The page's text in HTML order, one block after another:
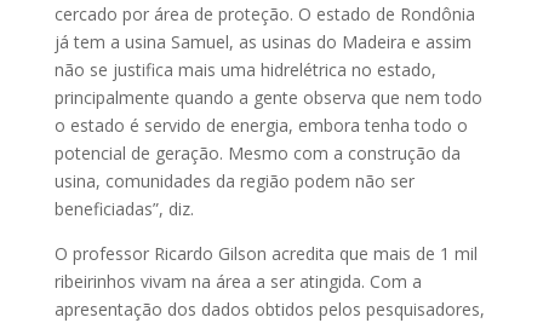
cercado por área de proteção. O estado de Rondônia
já tem a usina Samuel, as usinas do Madeira e assim
não se justifica mais uma hidrelétrica no estado,
principalmente quando a gente observa que nem todo
o estado é servido de energia, embora tenha todo o
potencial de geração. Mesmo com a construção da
usina, comunidades da região podem não ser
beneficiadas”, diz.
O professor Ricardo Gilson acredita que mais de 1 mil
ribeirinhos vivam na área a ser atingida. Com a
apresentação dos dados obtidos pelos pesquisadores,